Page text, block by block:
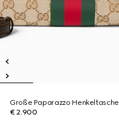
Große Paparazzo Henkeltasche
€ 2.900